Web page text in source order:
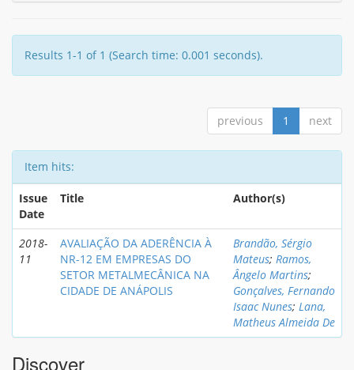
Results 1-1 of 1 (Search time: 0.001 seconds).
previous 1 next
Item hits:
Issue
Date
Title Author(s)
2018-
11
AVALIAÇÃO DA ADERÊNCIA À
NR-12 EM EMPRESAS DO
SETOR METALMECÂNICA NA
CIDADE DE ANÁPOLIS
Brandão, Sérgio
Mateus; Ramos,
Ângelo Martins;
Gonçalves, Fernando
Isaac Nunes; Lana,
Matheus Almeida De
Discover